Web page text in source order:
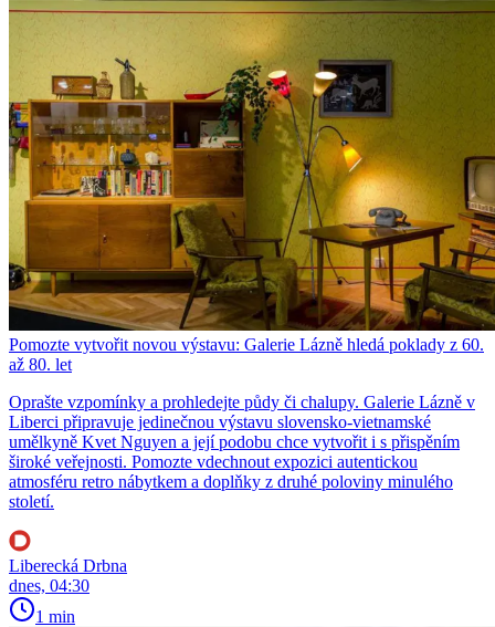
Pomozte vytvořit novou výstavu: Galerie Lázně hledá poklady z 60.
až 80. let
Oprašte vzpomínky a prohledejte půdy či chalupy. Galerie Lázně v
Liberci připravuje jedinečnou výstavu slovensko-vietnamské
umělkyně Kvet Nguyen a její podobu chce vytvořit i s přispěním
široké veřejnosti. Pomozte vdechnout expozici autentickou
atmosféru retro nábytkem a doplňky z druhé poloviny minulého
století.
Liberecká Drbna
dnes, 04:30
1 min